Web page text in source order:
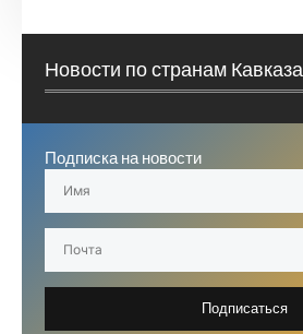
Новости по странам Кавказа
Подписка на новости
Подписаться